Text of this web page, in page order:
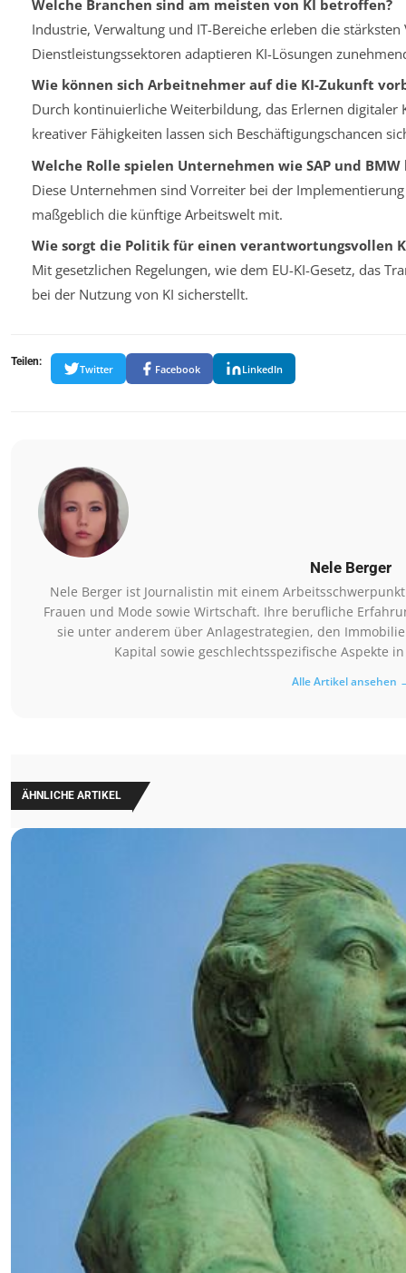
Welche Branchen sind am meisten von KI betroffen?
Industrie, Verwaltung und IT-Bereiche erleben die
Dienstleistungssektoren adaptieren KI-Lösungen
Wie können sich Arbeitnehmer auf die KI-Zukunft
Durch kontinuierliche Weiterbildung, das Erlernen digitaler
kreativer Fähigkeiten lassen sich Beschäftigungschancen
Welche Rolle spielen Unternehmen wie SAP und BMW
Diese Unternehmen sind Vorreiter bei der
maßgeblich die künftige Arbeitswelt mit.
Wie sorgt die Politik für einen verantwortungsvollen
Mit gesetzlichen Regelungen, wie dem EU-KI-Gesetz, das
bei der Nutzung von KI sicherstellt.
Teilen:
Twitter Facebook LinkedIn
Nele Berger
Nele Berger ist Journalistin mit einem
Frauen und Mode sowie Wirtschaft. Ihre berufliche
sie unter anderem über Anlagestrategien, den
Kapital sowie geschlechtsspezifische Aspekte
Alle Artikel ansehen
ÄHNLICHE ARTIKEL